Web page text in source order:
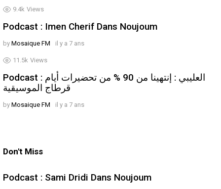
9.4k Views
Podcast : Imen Cherif Dans Noujoum
by Mosaique FM il y a 7 ans
11.5k Views
Podcast : العليبي : إنتهينا من 90 % من تحضيرات أيام
قرطاج الموسيقية
by Mosaique FM il y a 7 ans
Don't Miss
Podcast : Sami Dridi Dans Noujoum